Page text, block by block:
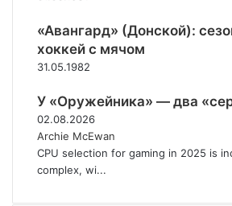
«Авангард» (Донской):
хоккей с мячом
31.05.1982
У «Оружейника» — два
02.08.2026
Archie McEwan
CPU selection for gaming in 2025 is
complex, wi...